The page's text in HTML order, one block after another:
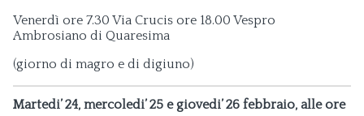
Venerdì ore 7.30 Via Crucis ore 18.00 Vespro
Ambrosiano di Quaresima
(giorno di magro e di digiuno)
Martedi’ 24, mercoledi’ 25 e giovedi’ 26 febbraio, alle ore